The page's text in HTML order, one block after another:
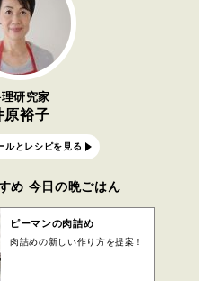
研究家
原裕子
ルとレシピを見る
め 今日の晩ごはん
ピーマンの肉詰め
肉詰めの新しい作り方を提案！